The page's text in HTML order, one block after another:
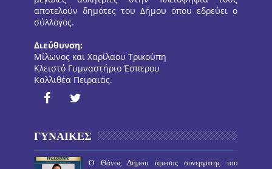
αποτελούν δημότες του Δήμου όπου εδρεύει ο
σύλλογος.
Διεύθυνση:
Μίλωνος και Χαρίλαου Τρικούπη
Κλειστό Γυμναστήριο Έσπερου
Καλλιθέα Πειραιάς.
ΓΥΝΑΙΚΕΣ
O Θάνος Δήμου άμεσος συνεργάτης του